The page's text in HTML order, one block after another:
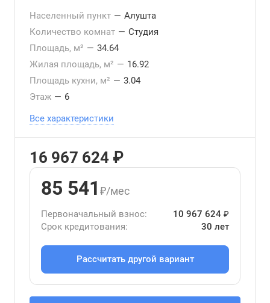
Населенный пункт — Алушта
Количество комнат — Студия
Площадь, м² — 34.64
Жилая площадь, м² — 16.92
Площадь кухни, м² — 3.04
Этаж — 6
Все характеристики
16 967 624 ₽
85 541 ₽/мес
Первоначальный взнос:
10 967 624 ₽
Срок кредитования:
30 лет
Рассчитать другой вариант